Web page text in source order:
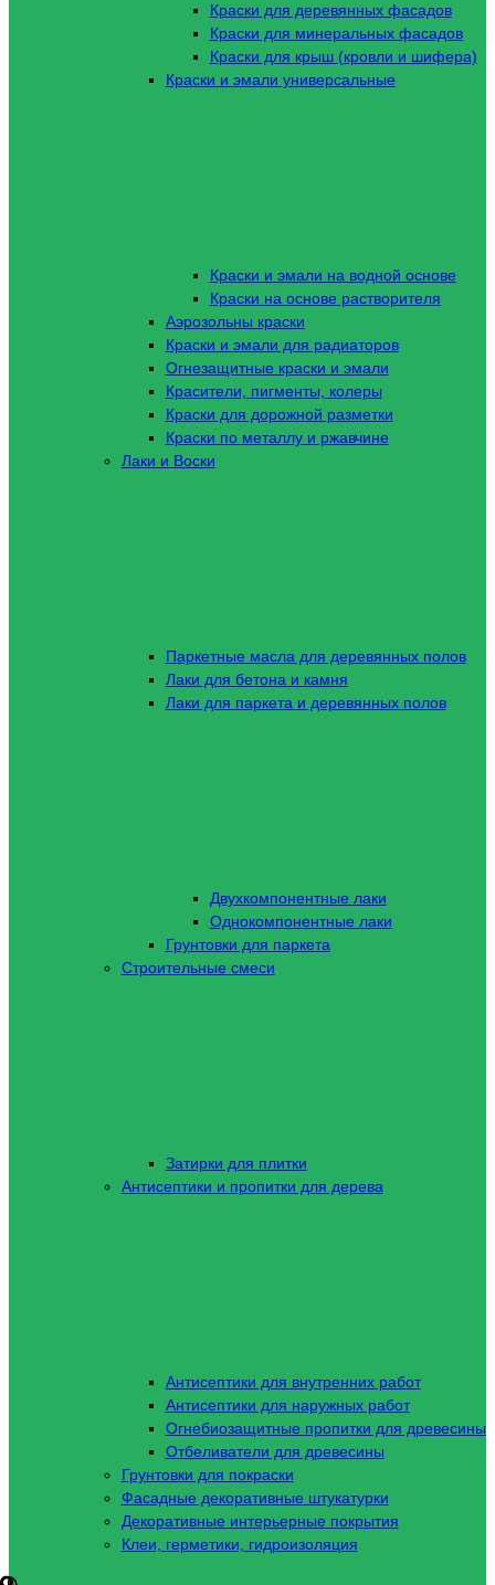
Краски для деревянных фасадов
Краски для минеральных фасадов
Краски для крыш (кровли и шифера)
Краски и эмали универсальные
Краски и эмали на водной основе
Краски на основе растворителя
Аэрозольны краски
Краски и эмали для радиаторов
Огнезащитные краски и эмали
Красители, пигменты, колеры
Краски для дорожной разметки
Краски по металлу и ржавчине
Лаки и Воски
Паркетные масла для деревянных полов
Лаки для бетона и камня
Лаки для паркета и деревянных полов
Двухкомпонентные лаки
Однокомпонентные лаки
Грунтовки для паркета
Строительные смеси
Затирки для плитки
Антисептики и пропитки для дерева
Антисептики для внутренних работ
Антисептики для наружных работ
Огнебиозащитные пропитки для древесины
Отбеливатели для древесины
Грунтовки для покраски
Фасадные декоративные штукатурки
Декоративные интерьерные покрытия
Клеи, герметики, гидроизоляция